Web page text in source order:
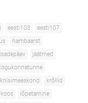
eesti103
eesti107
hambaarst
isadepäev
jäätmed
kriisimeeskond
krõllid
lõpetamine